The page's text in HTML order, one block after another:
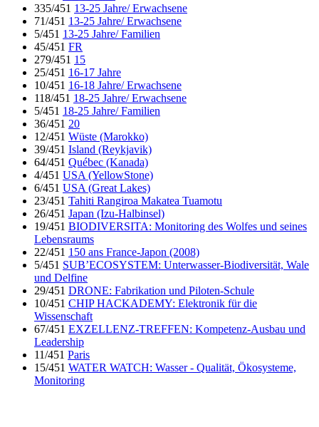
335/451 13-25 Jahre/ Erwachsene
71/451 13-25 Jahre/ Erwachsene
5/451 13-25 Jahre/ Familien
45/451 FR
279/451 15
25/451 16-17 Jahre
10/451 16-18 Jahre/ Erwachsene
118/451 18-25 Jahre/ Erwachsene
5/451 18-25 Jahre/ Familien
36/451 20
12/451 Wüste (Marokko)
39/451 Island (Reykjavik)
64/451 Québec (Kanada)
4/451 USA (YellowStone)
6/451 USA (Great Lakes)
23/451 Tahiti Rangiroa Makatea Tuamotu
26/451 Japan (Izu-Halbinsel)
19/451 BIODIVERSITA: Monitoring des Wolfes und seines
Lebensraums
22/451 150 ans France-Japon (2008)
5/451 SUB’ECOSYSTEM: Unterwasser-Biodiversität, Wale
und Delfine
29/451 DRONE: Fabrikation und Piloten-Schule
10/451 CHIP HACKADEMY: Elektronik für die
Wissenschaft
67/451 EXZELLENZ-TREFFEN: Kompetenz-Ausbau und
Leadership
11/451 Paris
15/451 WATER WATCH: Wasser - Qualität, Ökosysteme,
Monitoring